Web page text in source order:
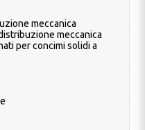
meccanica
meccanica
per concimi solidi a